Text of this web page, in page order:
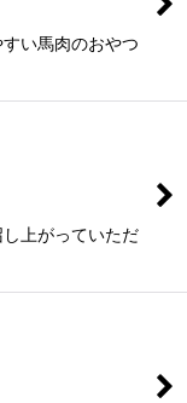
い馬肉のおやつ
上がっていただ